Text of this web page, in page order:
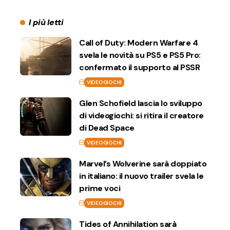
I più letti
Call of Duty: Modern Warfare 4
svela le novità su PS5 e PS5 Pro:
confermato il supporto al PSSR
VIDEOGIOCHI
Glen Schofield lascia lo sviluppo
di videogiochi: si ritira il creatore
di Dead Space
VIDEOGIOCHI
Marvel’s Wolverine sarà doppiato
in italiano: il nuovo trailer svela le
prime voci
VIDEOGIOCHI
Tides of Annihilation sarà